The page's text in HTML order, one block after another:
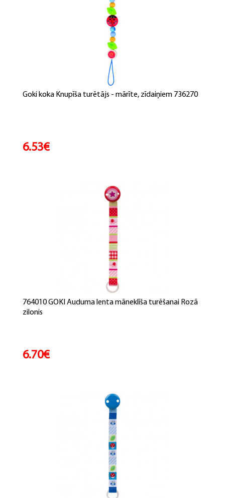
Goki koka Knupīša turētājs - mārīte, zīdaiņiem 736270
6.53€
764010 GOKI Auduma lenta māneklīša turēšanai Rozā
zilonis
6.70€